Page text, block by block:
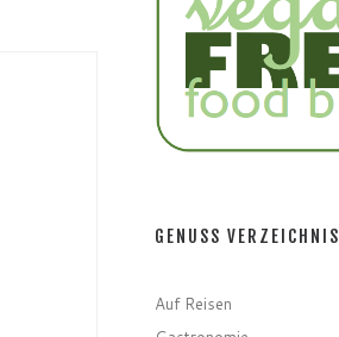
GENUSS VERZEICHNIS
Auf Reisen